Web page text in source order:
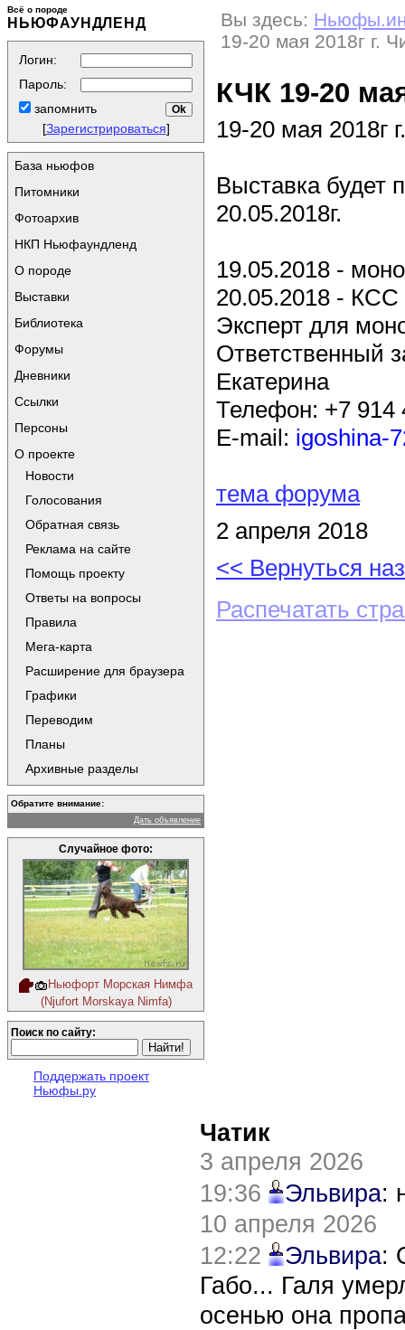
Всё о породе
НЬЮФАУНДЛЕНД
Логин:
Пароль:
запомнить
[Зарегистрироваться]
База ньюфов
Питомники
Фотоархив
НКП Ньюфаундленд
О породе
Выставки
Библиотека
Форумы
Дневники
Ссылки
Персоны
О проекте
Новости
Голосования
Обратная связь
Реклама на сайте
Помощь проекту
Ответы на вопросы
Правила
Мега-карта
Расширение для браузера
Графики
Переводим
Планы
Архивные разделы
Обратите внимание:
Дать объявление
Случайное фото:
Ньюфорт Морская Нимфа
(Njufort Morskaya Nimfa)
Поиск по сайту:
Поддержать проект
Ньюфы.ру
Вы здесь:
19-20 мая 2018г г.
КЧК 19-20
19-20 мая
Выставка будет
20.05.2018г.
19.05.2018 -
20.05.2018 - КСС
Эксперт для
Ответственный
Екатерина
Телефон: +7 914
E-mail: igoshina-
тема форума
2 апреля 2018
<< Вернуться
Распечатать
Чатик
3 апреля 2026
19:36
Эльвира:
10 апреля 2026
12:22
Эльвира:
Габо... Галя
осенью она